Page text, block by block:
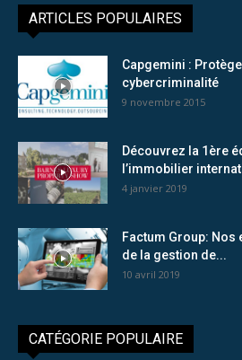
ARTICLES POPULAIRES
Capgemini :
cybercriminalité
9 novembre 2015
Découvrez la 1ère
l’immobilier
4 janvier 2019
Factum Group:
de la gestion de...
10 avril 2019
CATÉGORIE POPULAIRE